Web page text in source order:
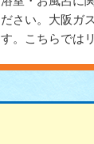
ださい。大阪ガ
す。こちらでは